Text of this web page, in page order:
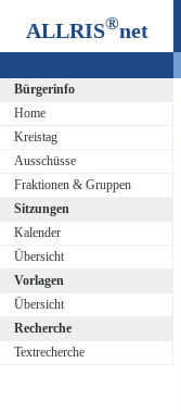
ALLRIS®net
Bürgerinfo
Home
Kreistag
Ausschüsse
Fraktionen & Gruppen
Sitzungen
Kalender
Übersicht
Vorlagen
Übersicht
Recherche
Textrecherche